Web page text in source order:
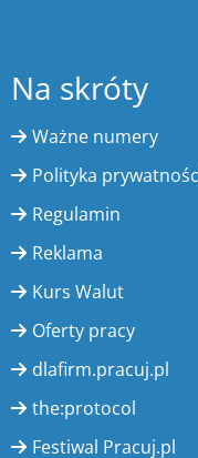
Na skróty
Ważne numery
Polityka
Regulamin
Reklama
Kurs Walut
Oferty pracy
dlafirm.pracuj.pl
the:protocol
Festiwal Pracuj.pl